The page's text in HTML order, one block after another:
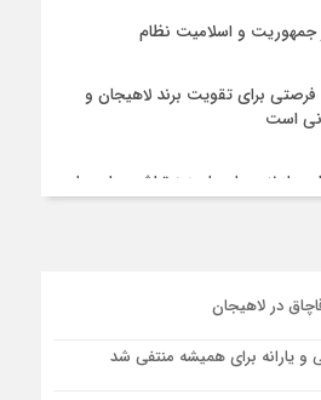
جمهوریت و اسلامیت نظام
برای تقویت برند لاهیجان و
است
از لاهیجان یا هزینه‌تراشی برای چای
در لاهیجان
و یارانه برای همیشه منتفی شد